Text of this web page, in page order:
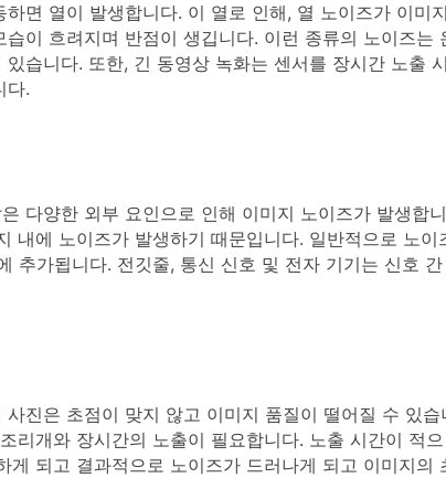
면 열이 발생합니다. 이 열로 인해, 열 노이즈가 이미지
이 흐려지며 반점이 생깁니다. 이런 종류의 노이즈는
습니다. 또한, 긴 동영상 녹화는 센서를 장시간 노출 시
다.
다양한 외부 요인으로 인해 이미지 노이즈가 발생합니
내에 노이즈가 발생하기 때문입니다. 일반적으로 노이
추가됩니다. 전깃줄, 통신 신호 및 전자 기기는 신호 간
진은 초점이 맞지 않고 이미지 품질이 떨어질 수 있습
리개와 장시간의 노출이 필요합니다. 노출 시간이 적으
게 되고 결과적으로 노이즈가 드러나게 되고 이미지의